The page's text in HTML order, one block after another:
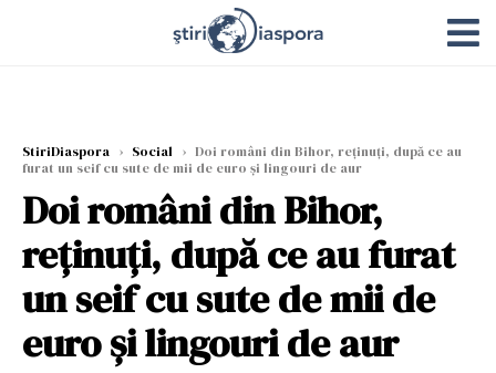
StiriDiaspora › Social › Doi români din Bihor, reținuți, după ce au
furat un seif cu sute de mii de euro și lingouri de aur
Doi români din Bihor,
reținuți, după ce au furat
un seif cu sute de mii de
euro și lingouri de aur